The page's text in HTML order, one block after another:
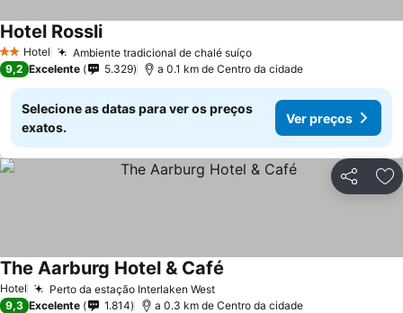
2 Estrelas
Hotel Ambiente tradicional de chalé suíço
Hotel Rossli
9,2 Excelente 5.329 a 0.1 km de Centro da cidade
Selecione as datas para ver os preços
exatos.
Ver preços
Partilhar
Hotel Perto da estação Interlaken West
The Aarburg Hotel & Café
9,3 Excelente 1.814 a 0.3 km de Centro da cidade